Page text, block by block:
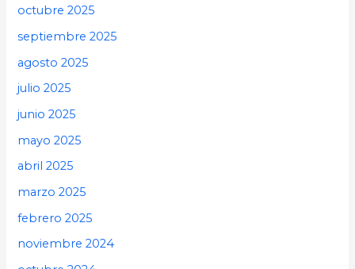
octubre 2025
septiembre 2025
agosto 2025
julio 2025
junio 2025
mayo 2025
abril 2025
marzo 2025
febrero 2025
noviembre 2024